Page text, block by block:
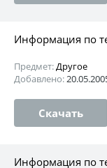
Информация по
Предмет:Другое
Добавлено:
Скачать
Информация по